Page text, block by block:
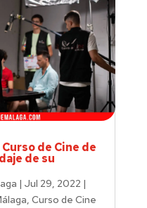
de Cine de
de su
| Jul 29, 2022 |
, Curso de Cine